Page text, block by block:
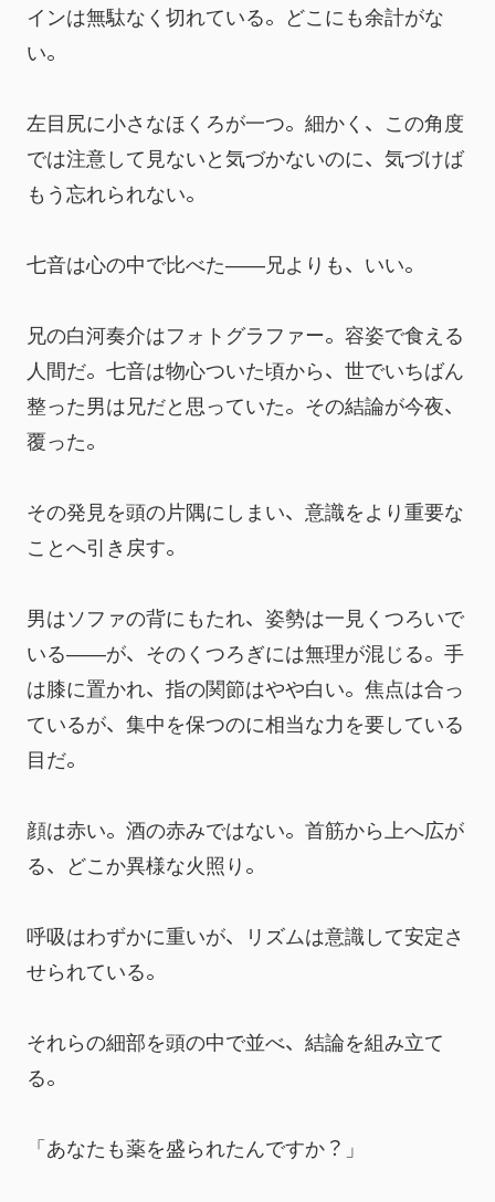
インは無駄なく切れている。どこにも余計がな
い。
左目尻に小さなほくろが一つ。細かく、この角度
では注意して見ないと気づかないのに、気づけば
もう忘れられない。
七音は心の中で比べた――兄よりも、いい。
兄の白河奏介はフォトグラファー。容姿で食える
人間だ。七音は物心ついた頃から、世でいちばん
整った男は兄だと思っていた。その結論が今夜、
覆った。
その発見を頭の片隅にしまい、意識をより重要な
ことへ引き戻す。
男はソファの背にもたれ、姿勢は一見くつろいで
いる――が、そのくつろぎには無理が混じる。手
は膝に置かれ、指の関節はやや白い。焦点は合っ
ているが、集中を保つのに相当な力を要している
目だ。
顔は赤い。酒の赤みではない。首筋から上へ広が
る、どこか異様な火照り。
呼吸はわずかに重いが、リズムは意識して安定さ
せられている。
それらの細部を頭の中で並べ、結論を組み立て
る。
「あなたも薬を盛られたんですか？」